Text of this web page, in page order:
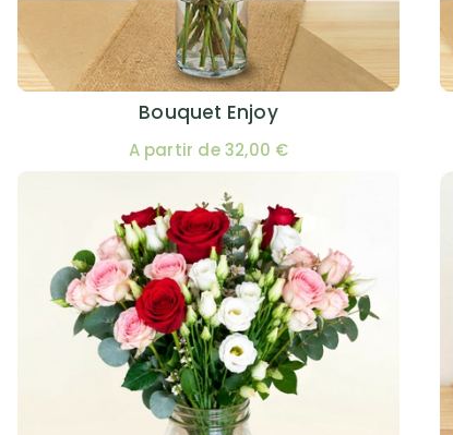
Bouquet Enjoy
A partir de 32,00 €